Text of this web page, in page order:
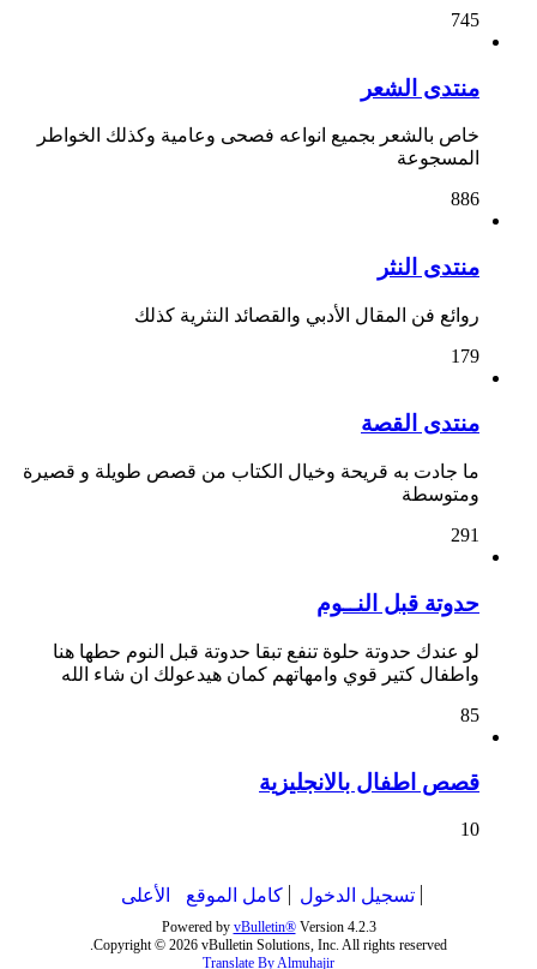
745
منتدى الشعر
خاص بالشعر بجميع انواعه فصحى وعامية وكذلك الخواطر
المسجوعة
886
منتدى النثر
روائع فن المقال الأدبي والقصائد النثرية كذلك
179
منتدى القصة
ما جادت به قريحة وخيال الكتاب من قصص طويلة و قصيرة
ومتوسطة
291
حدوتة قبل النــوم
لو عندك حدوتة حلوة تنفع تبقا حدوتة قبل النوم حطها هنا
واطفال كتير قوي وامهاتهم كمان هيدعولك ان شاء الله
85
قصص اطفال بالانجليزية
10
تسجيل الدخول كامل الموقع الأعلى
Powered by vBulletin®Version 4.2.3
Copyright © 2026 vBulletin Solutions, Inc. All rights reserved.
Translate By Almuhajir